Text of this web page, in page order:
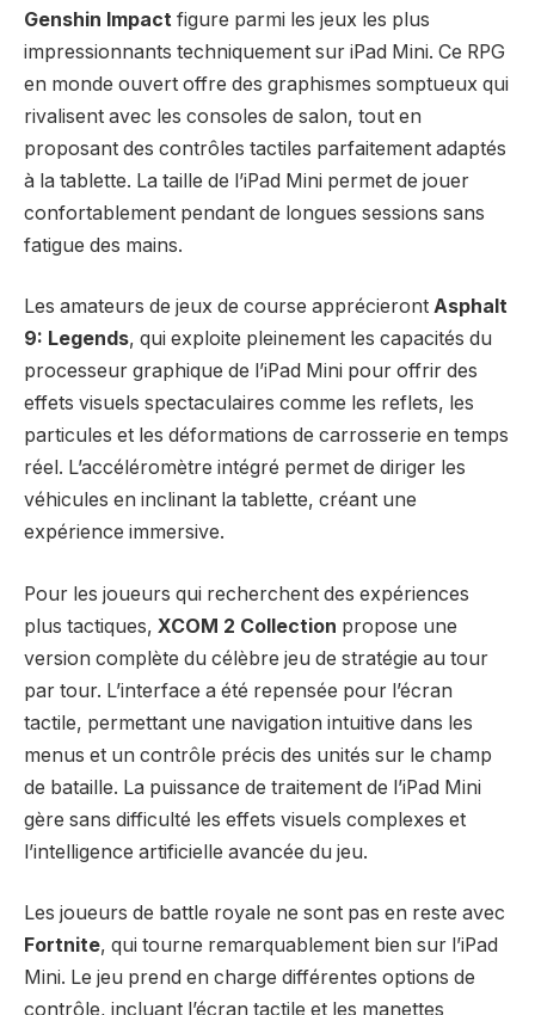
Genshin Impact figure parmi les jeux les plus
impressionnants techniquement sur iPad Mini. Ce RPG
en monde ouvert offre des graphismes somptueux qui
rivalisent avec les consoles de salon, tout en
proposant des contrôles tactiles parfaitement adaptés
à la tablette. La taille de l’iPad Mini permet de jouer
confortablement pendant de longues sessions sans
fatigue des mains.
Les amateurs de jeux de course apprécieront Asphalt
9: Legends, qui exploite pleinement les capacités du
processeur graphique de l’iPad Mini pour offrir des
effets visuels spectaculaires comme les reflets, les
particules et les déformations de carrosserie en temps
réel. L’accéléromètre intégré permet de diriger les
véhicules en inclinant la tablette, créant une
expérience immersive.
Pour les joueurs qui recherchent des expériences
plus tactiques, XCOM 2 Collection propose une
version complète du célèbre jeu de stratégie au tour
par tour. L’interface a été repensée pour l’écran
tactile, permettant une navigation intuitive dans les
menus et un contrôle précis des unités sur le champ
de bataille. La puissance de traitement de l’iPad Mini
gère sans difficulté les effets visuels complexes et
l’intelligence artificielle avancée du jeu.
Les joueurs de battle royale ne sont pas en reste avec
Fortnite, qui tourne remarquablement bien sur l’iPad
Mini. Le jeu prend en charge différentes options de
contrôle, incluant l’écran tactile et les manettes